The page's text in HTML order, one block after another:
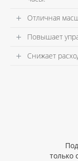
Отличная
Повышает
Снижает
только